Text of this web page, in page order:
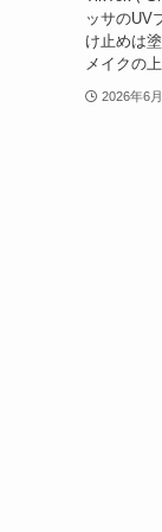
ッサのUV
け止めは
メイクの
2026年6